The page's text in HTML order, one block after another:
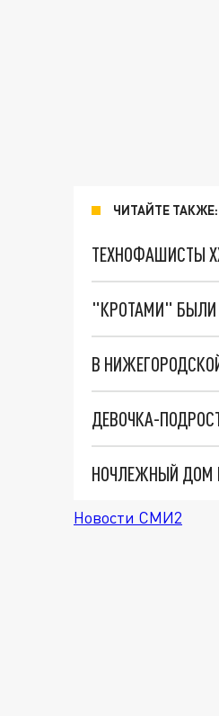
ЧИТАЙТЕ ТАКЖЕ:
ТЕХНОФАШИСТЫ
"КРОТАМИ" БЫЛИ
В
НОЧЛЕЖНЫЙ ДОМ
Новости СМИ2